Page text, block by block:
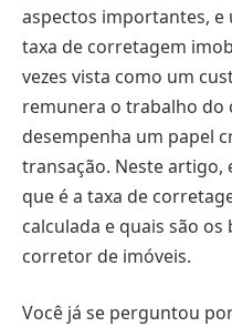
aspectos importantes, e
taxa de corretagem
vezes vista como um
remunera o trabalho do
desempenha um papel
transação. Neste artigo,
que é a taxa de
calculada e quais são
corretor de imóveis.
Você já se perguntou